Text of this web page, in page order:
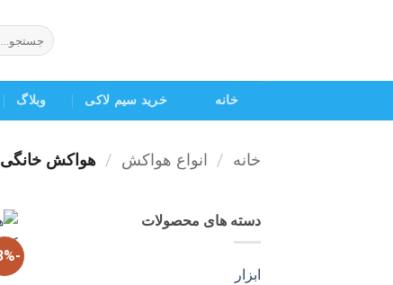
جستجو
برای:
خانه خرید سیم لاکی وبلاگ
خانه / انواع هواکش / هواکش خانگی
دسته های محصولات
ابزار
-13%